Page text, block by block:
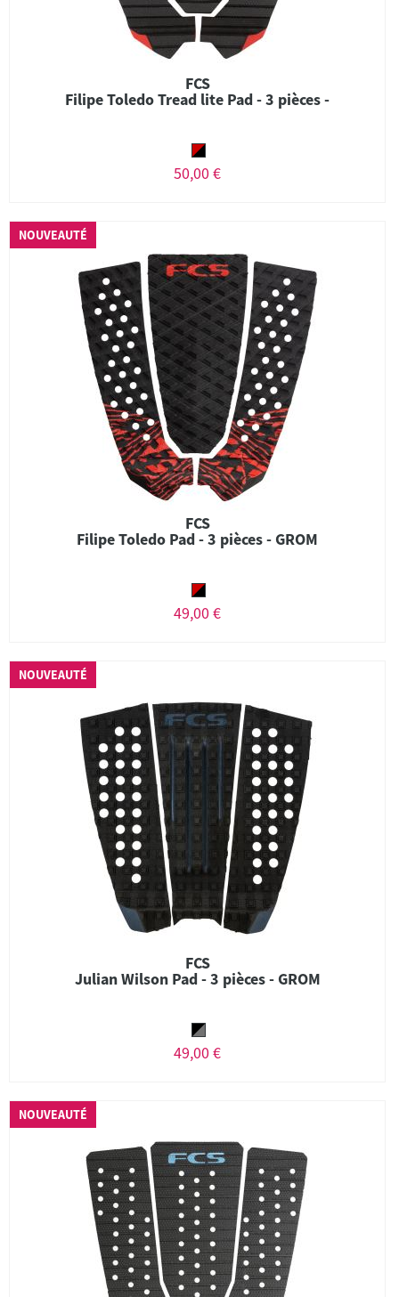
FCS
Filipe Toledo Tread lite Pad - 3 pièces -
50,00 €
NOUVEAUTÉ
FCS
Filipe Toledo Pad - 3 pièces - GROM
49,00 €
NOUVEAUTÉ
FCS
Julian Wilson Pad - 3 pièces - GROM
49,00 €
NOUVEAUTÉ